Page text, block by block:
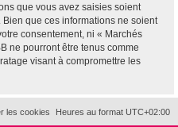
que vous avez saisies soient
que ces informations ne soient
consentement, ni « Marchés
ne pourront être tenus comme
visant à compromettre les
Heures au format UTC+02:00
les cookies